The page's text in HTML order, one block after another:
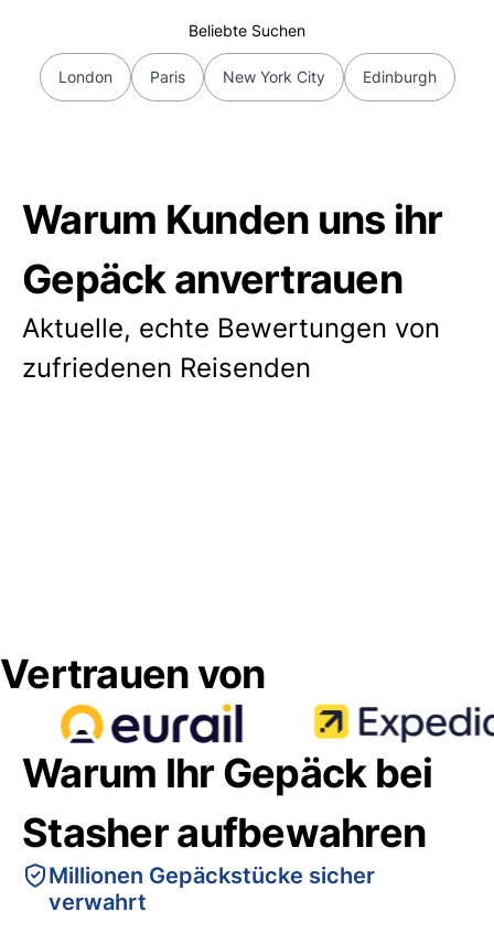
Beliebte Suchen
London Paris New York City Edinburgh
Warum Kunden uns ihr
Gepäck anvertrauen
Aktuelle, echte Bewertungen von
zufriedenen Reisenden
Vertrauen von
Warum Ihr Gepäck bei
Stasher aufbewahren
Millionen Gepäckstücke sicher
verwahrt